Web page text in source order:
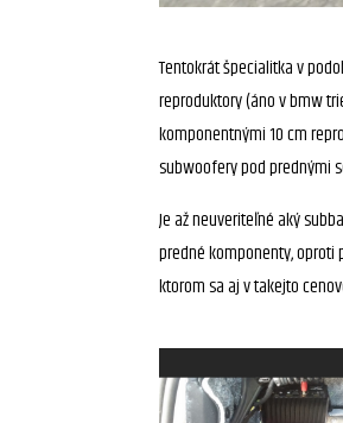
Tentokrát špecialitka v
reproduktory (áno v bmw
komponentnými 10 cm
subwoofery pod prednými
Je až neuveriteľné aký
predné komponenty,
ktorom sa aj v takejto